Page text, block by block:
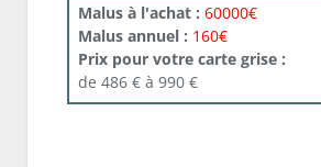
Malus à l'achat : 60000€
Malus annuel : 160€
Prix pour votre carte grise :
de 486 € à 990 €